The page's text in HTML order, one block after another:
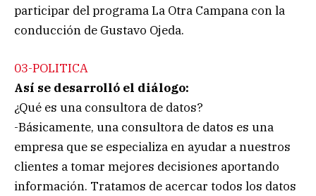
participar del programa La Otra Campana con la
conducción de Gustavo Ojeda.
03-POLITICA
Así se desarrolló el diálogo:
¿Qué es una consultora de datos?
-Básicamente, una consultora de datos es una
empresa que se especializa en ayudar a nuestros
clientes a tomar mejores decisiones aportando
información. Tratamos de acercar todos los datos